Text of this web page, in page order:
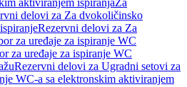
aktiviranjem ispiranjaZa
delovi za Za dvokoličinsko
Rezervni delovi za Za
za uređaje za ispiranje WC
za uređaje za ispiranje WC
Rezervni delovi za Ugradni setovi za
WC-a sa elektronskim aktiviranjem